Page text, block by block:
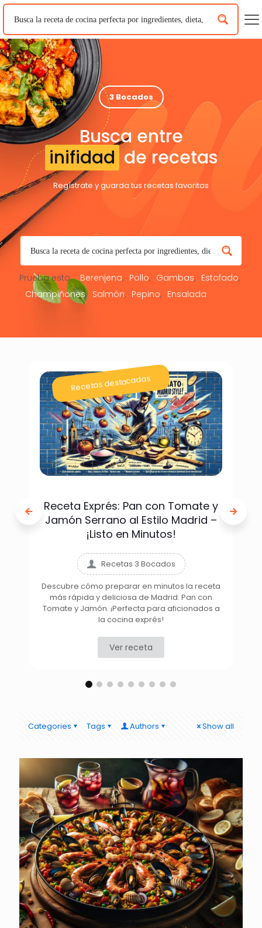
3 Bocados
Busca entre
inifidad de recetas
Regístrate y guarda tus recetas favoritas
Prueba esto: Berenjena Pollo Gambas
Estofado
Champiñones
Salmón Pepino Ensalada
Recetas destacadas
Receta Exprés: Pan con Tomate y
Jamón Serrano al Estilo Madrid –
¡Listo en Minutos!
Recetas 3 Bocados
Descubre cómo preparar en minutos la receta
más rápida y deliciosa de Madrid: Pan con
Tomate y Jamón. ¡Perfecta para aficionados a
la cocina exprés!
Ver receta
Categories Tags Authors Show all